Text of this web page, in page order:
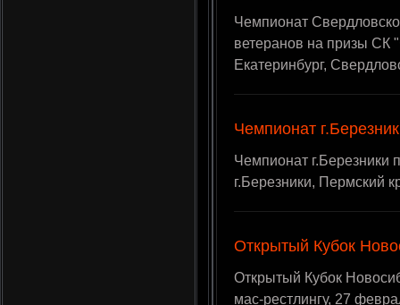
Чемпионат
ветеранов на призы СК
Екатеринбург,
Чемпионат
Чемпионат г.Березники
г.Березники, Пермский
Открытый Кубок
Открытый Кубок
мас-рестлингу, 27